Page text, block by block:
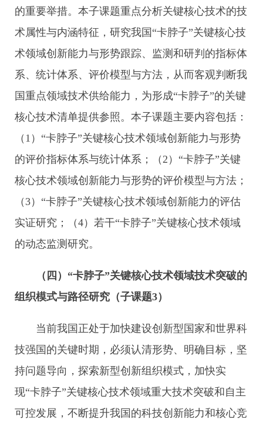
的重要举措。本子课题重点分析关键核心技术的技
术属性与内涵特征，研究我国“卡脖子”关键核心技
术领域创新能力与形势跟踪、监测和研判的指标体
系、统计体系、评价模型与方法，从而客观判断我
国重点领域技术供给能力，为形成“卡脖子”的关键
核心技术清单提供参照。本子课题主要内容包括：
（1）“卡脖子”关键核心技术领域创新能力与形势
的评价指标体系与统计体系；（2）“卡脖子”关键
核心技术领域创新能力与形势的评价模型与方法；
（3）“卡脖子”关键核心技术领域创新能力的评估
实证研究；（4）若干“卡脖子”关键核心技术领域
的动态监测研究。
（四）“卡脖子”关键核心技术领域技术突破的
组织模式与路径研究（子课题3）
当前我国正处于加快建设创新型国家和世界科
技强国的关键时期，必须认清形势、明确目标，坚
持问题导向，探索新型创新组织模式，加快实
现“卡脖子”关键核心技术领域重大技术突破和自主
可控发展，不断提升我国的科技创新能力和核心竞